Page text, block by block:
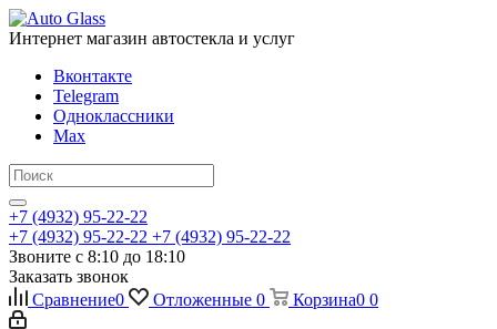
Интернет магазин автостекла и услуг
Вконтакте
Telegram
Одноклассники
Max
+7 (4932) 95-22-22
+7 (4932) 95-22-22 +7 (4932) 95-22-22
Звоните с 8:10 до 18:10
Заказать звонок
Сравнение0 Отложенные 0 Корзина0 0